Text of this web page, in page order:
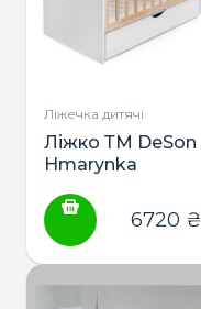
Ліжечка дитячі
Ліжко ТМ DeSon
Hmarynka
шухлядою6720 ₴